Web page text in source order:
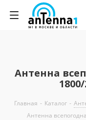
Антенна
Главная - Каталог -
Антенна